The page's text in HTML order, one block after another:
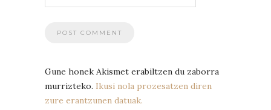
Gune honek Akismet erabiltzen du zaborra
murrizteko. Ikusi nola prozesatzen diren
zure erantzunen datuak.